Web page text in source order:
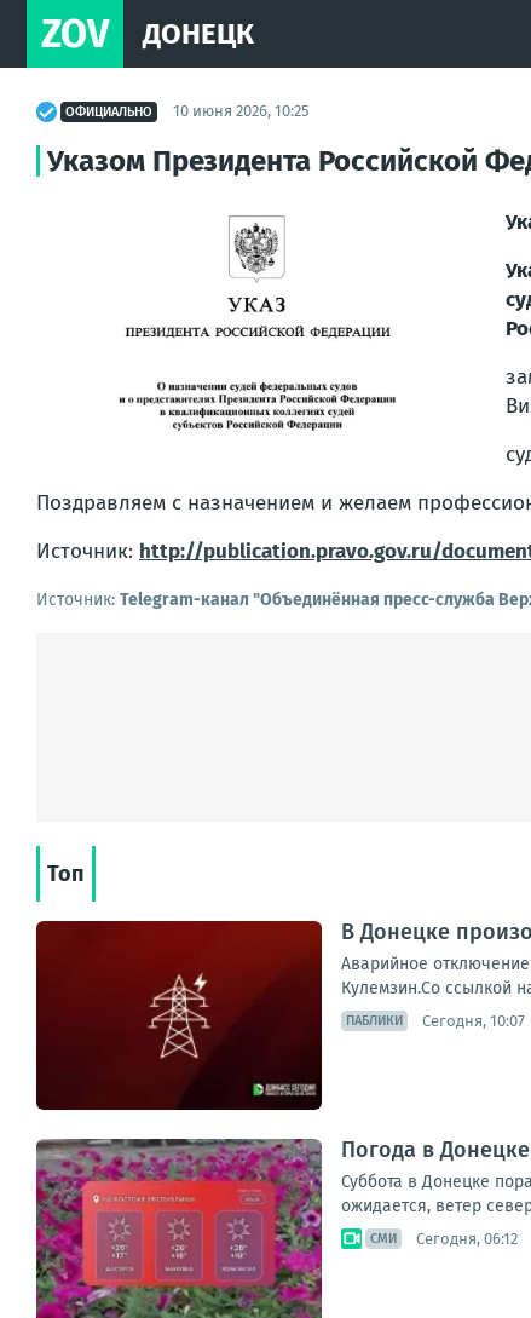
ZOV ДОНЕЦК
ОФИЦИАЛЬНО 10 июня 2026, 10:25
Указом Президента Российской
Поздравляем с назначением и желаем
Источник: http://publication.pravo.gov.ru/
Источник: Telegram-канал "Объединённая пресс-служба
Топ
В Донецке
Аварийное
Кулемзин.Со ссылкой
ПАБЛИКИ Сегодня, 10:07
Погода в Донецке
Суббота в Донецке
ожидается, ветер
СМИ Сегодня, 06:12